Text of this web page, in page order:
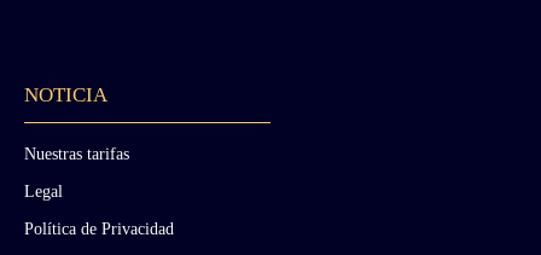
NOTICIA
Nuestras tarifas
Legal
Política de Privacidad